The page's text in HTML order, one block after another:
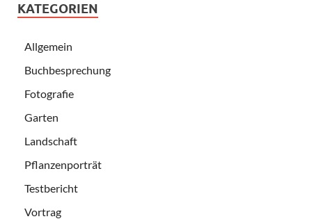
KATEGORIEN
Allgemein
Buchbesprechung
Fotografie
Garten
Landschaft
Pflanzenporträt
Testbericht
Vortrag